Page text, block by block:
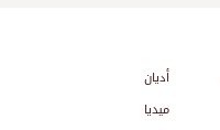
أديان
ميديا